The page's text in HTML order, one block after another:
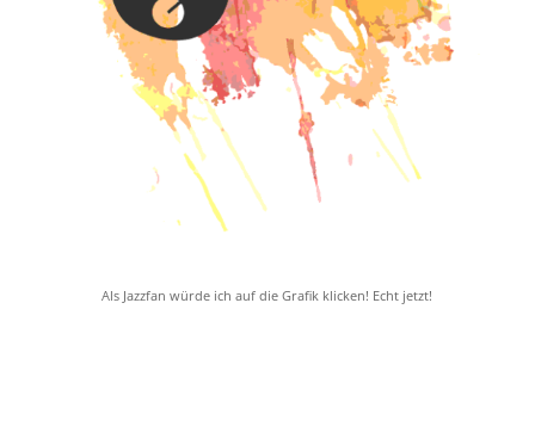
Als Jazzfan würde ich auf die Grafik klicken! Echt jetzt!